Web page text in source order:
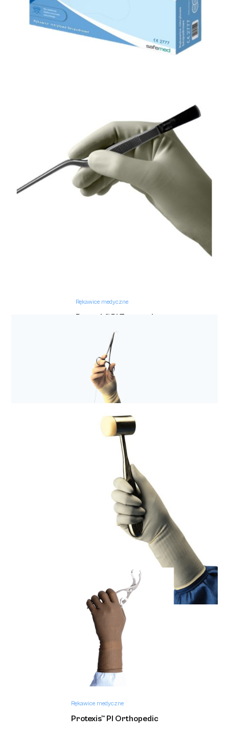
Rękawiczki nitrylowe bezpudrowe niebieskie
Rękawice medyczne
Protexis™ PI Textured
Rękawice medyczne
Rękawice medyczne
Protexis™ PI Ortho
Rękawice medyczne
Protexis™ PI Orthopedic